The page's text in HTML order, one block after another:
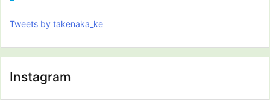
Tweets by takenaka_ke
Instagram